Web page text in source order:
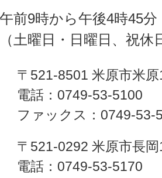
午前9時から午後4時45分
（土曜日・日曜日、祝
〒521-8501 米原市米
電話：0749-53-5100
ファックス：0749-53-
〒521-0292 米原市長
電話：0749-53-5170